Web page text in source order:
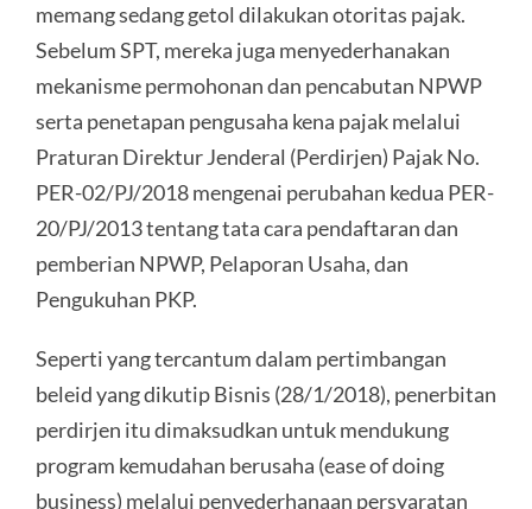
memang sedang getol dilakukan otoritas pajak.
Sebelum SPT, mereka juga menyederhanakan
mekanisme permohonan dan pencabutan NPWP
serta penetapan pengusaha kena pajak melalui
Praturan Direktur Jenderal (Perdirjen) Pajak No.
PER-02/PJ/2018 mengenai perubahan kedua PER-
20/PJ/2013 tentang tata cara pendaftaran dan
pemberian NPWP, Pelaporan Usaha, dan
Pengukuhan PKP.
Seperti yang tercantum dalam pertimbangan
beleid yang dikutip Bisnis (28/1/2018), penerbitan
perdirjen itu dimaksudkan untuk mendukung
program kemudahan berusaha (ease of doing
business) melalui penyederhanaan persyaratan